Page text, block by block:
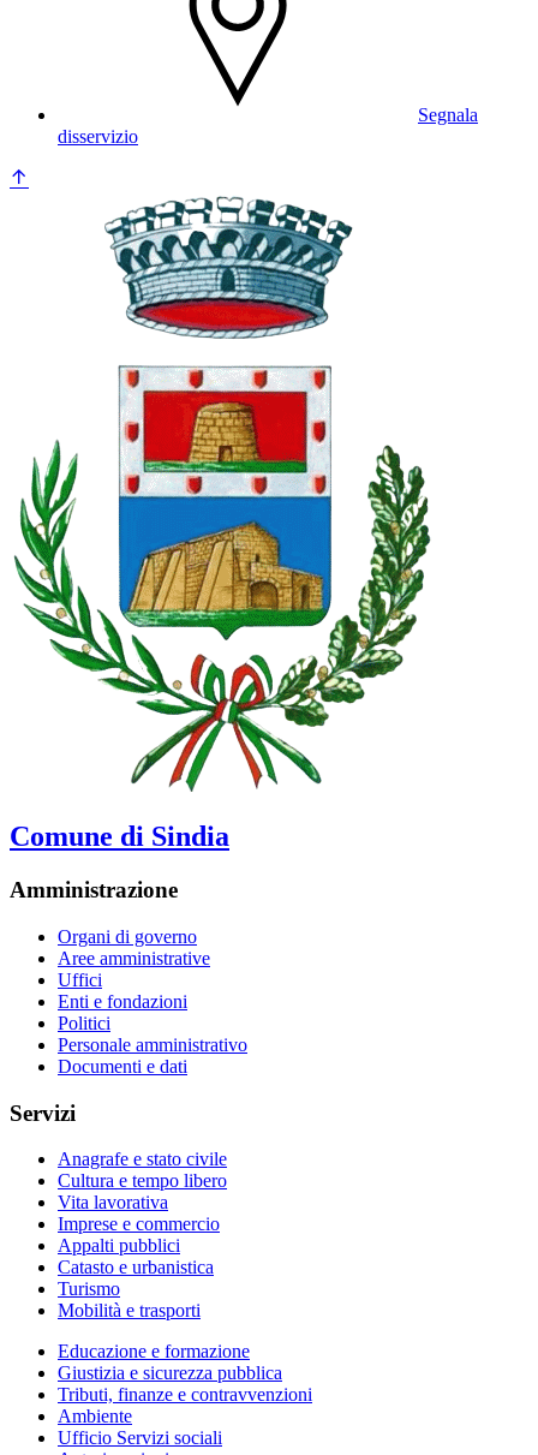
Segnala
disservizio
Comune di Sindia
Amministrazione
Organi di governo
Aree amministrative
Uffici
Enti e fondazioni
Politici
Personale amministrativo
Documenti e dati
Servizi
Anagrafe e stato civile
Cultura e tempo libero
Vita lavorativa
Imprese e commercio
Appalti pubblici
Catasto e urbanistica
Turismo
Mobilità e trasporti
Educazione e formazione
Giustizia e sicurezza pubblica
Tributi, finanze e contravvenzioni
Ambiente
Ufficio Servizi sociali